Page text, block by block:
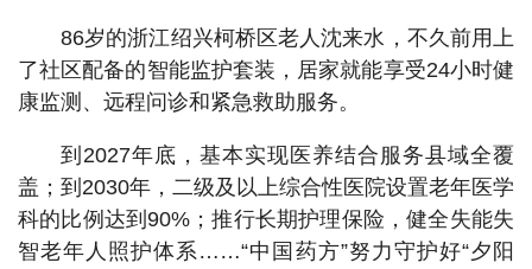
86岁的浙江绍兴柯桥区老人沈来水，不久前用上
了社区配备的智能监护套装，居家就能享受24小时健
康监测、远程问诊和紧急救助服务。
到2027年底，基本实现医养结合服务县域全覆
盖；到2030年，二级及以上综合性医院设置老年医学
科的比例达到90%；推行长期护理保险，健全失能失
智老年人照护体系……“中国药方”努力守护好“夕阳